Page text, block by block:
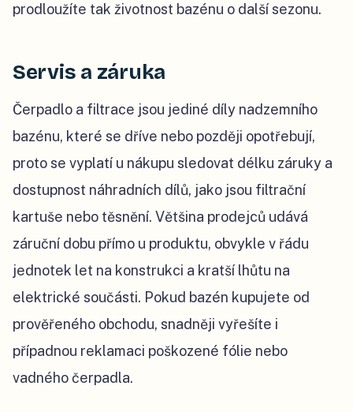
prodloužíte tak životnost bazénu o další sezonu.
Servis a záruka
Čerpadlo a filtrace jsou jediné díly nadzemního
bazénu, které se dříve nebo později opotřebují,
proto se vyplatí u nákupu sledovat délku záruky a
dostupnost náhradních dílů, jako jsou filtrační
kartuše nebo těsnění. Většina prodejců udává
záruční dobu přímo u produktu, obvykle v řádu
jednotek let na konstrukci a kratší lhůtu na
elektrické součásti. Pokud bazén kupujete od
prověřeného obchodu, snadněji vyřešíte i
případnou reklamaci poškozené fólie nebo
vadného čerpadla.